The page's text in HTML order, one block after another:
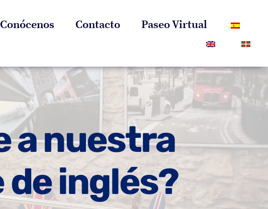
Conócenos Contacto Paseo Virtual
a nuestra
inglés?